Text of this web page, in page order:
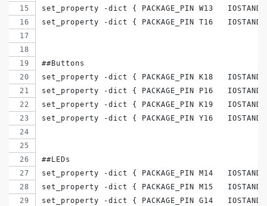
set_property -dict { PACKAGE_PIN W13
set_property -dict { PACKAGE_PIN T16
##Buttons
set_property -dict { PACKAGE_PIN K18
set_property -dict { PACKAGE_PIN P16
set_property -dict { PACKAGE_PIN K19
set_property -dict { PACKAGE_PIN Y16
##LEDs
set_property -dict { PACKAGE_PIN M14
set_property -dict { PACKAGE_PIN M15
set_property -dict { PACKAGE_PIN G14